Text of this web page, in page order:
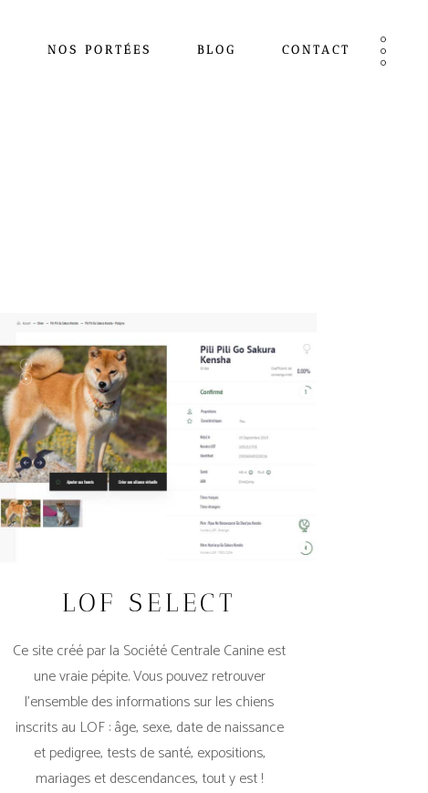
NOS PORTÉES BLOG CONTACT
LOF SELECT
Ce site créé par la Société Centrale Canine est
une vraie pépite. Vous pouvez retrouver
l’ensemble des informations sur les chiens
inscrits au LOF : âge, sexe, date de naissance
et pedigree, tests de santé, expositions,
mariages et descendances, tout y est !